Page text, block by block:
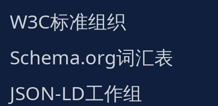
W3C标准组织
Schema.org词汇表
JSON-LD工作组